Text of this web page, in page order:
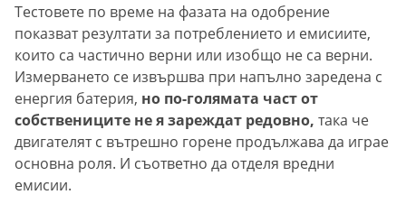
Тестовете по време на фазата на одобрение
показват резултати за потреблението и емисиите,
които са частично верни или изобщо не са верни.
Измерването се извършва при напълно заредена с
енергия батерия, но по-голямата част от
собствениците не я зареждат редовно, така че
двигателят с вътрешно горене продължава да играе
основна роля. И съответно да отделя вредни
емисии.